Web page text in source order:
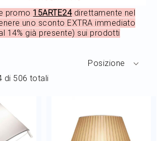
promo 15ARTE24direttamente nel
uno sconto EXTRA immediato
14% già presente) sui prodotti
di 506 totali
Posizione